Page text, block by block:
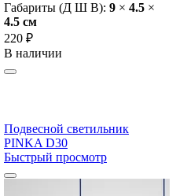
Габариты (Д Ш В): 9 × 4.5 ×
4.5 cм
220 ₽
В наличии
Подвесной светильник
PINKA D30
Быстрый просмотр